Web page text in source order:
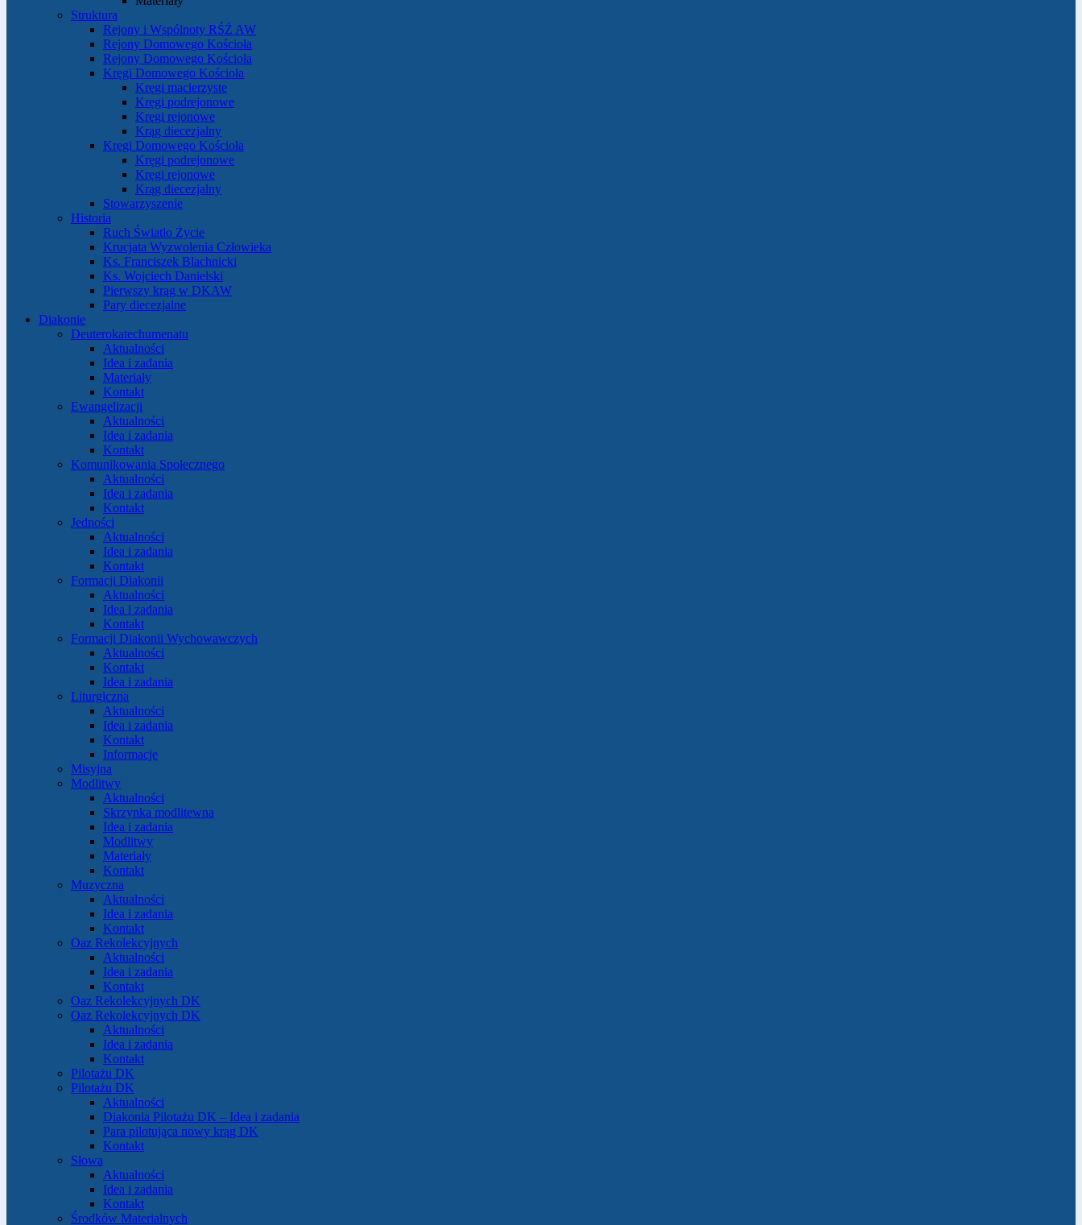
Struktura
Rejony i Wspólnoty RŚŻ AW
Rejony Domowego Kościoła
Rejony Domowego Kościoła
Kręgi Domowego Kościoła
Kręgi macierzyste
Kręgi podrejonowe
Kręgi rejonowe
Krąg diecezjalny
Kręgi Domowego Kościoła
Kręgi podrejonowe
Kręgi rejonowe
Krąg diecezjalny
Stowarzyszenie
Historia
Ruch Światło Życie
Krucjata Wyzwolenia Człowieka
Ks. Franciszek Blachnicki
Ks. Wojciech Danielski
Pierwszy krąg w DKAW
Pary diecezjalne
Diakonie
Deuterokatechumenatu
Aktualności
Idea i zadania
Materiały
Kontakt
Ewangelizacji
Aktualności
Idea i zadania
Kontakt
Komunikowania Społecznego
Aktualności
Idea i zadania
Kontakt
Jedności
Aktualności
Idea i zadania
Kontakt
Formacji Diakonii
Aktualności
Idea i zadania
Kontakt
Formacji Diakonii Wychowawczych
Aktualności
Kontakt
Idea i zadania
Liturgiczna
Aktualności
Idea i zadania
Kontakt
Informacje
Misyjna
Modlitwy
Aktualności
Skrzynka modlitewna
Idea i zadania
Modlitwy
Materiały
Kontakt
Muzyczna
Aktualności
Idea i zadania
Kontakt
Oaz Rekolekcyjnych
Aktualności
Idea i zadania
Kontakt
Oaz Rekolekcyjnych DK
Oaz Rekolekcyjnych DK
Aktualności
Idea i zadania
Kontakt
Pilotażu DK
Pilotażu DK
Aktualności
Diakonia Pilotażu DK – Idea i zadania
Para pilotująca nowy krąg DK
Kontakt
Słowa
Aktualności
Idea i zadania
Kontakt
Środków Materialnych